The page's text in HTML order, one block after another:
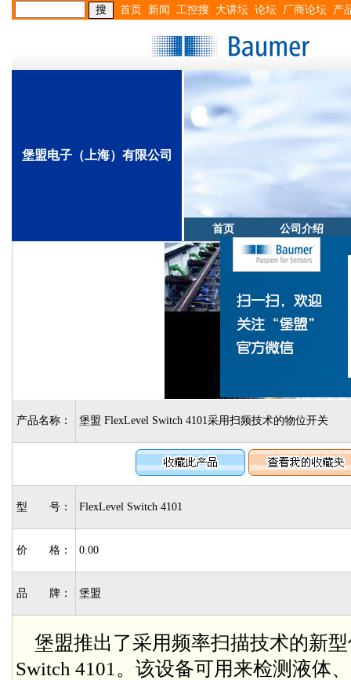
首页 新闻 工控搜 大讲坛 论坛 厂商论坛 产
堡盟电子（上海）有限公司
首页 公司介绍
产品名称： 堡盟 FlexLevel Switch 4101采用扫频技术的物位开关
型 号： FlexLevel Switch 4101
价 格： 0.00
品 牌： 堡盟
堡盟推出了采用频率扫描技术的新
Switch 4101。该设备可用来检测液体